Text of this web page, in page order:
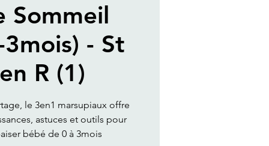
Sommeil
- St
R (1)
le 3en1 marsupiaux offre
astuces et outils pour
bébé de 0 à 3mois